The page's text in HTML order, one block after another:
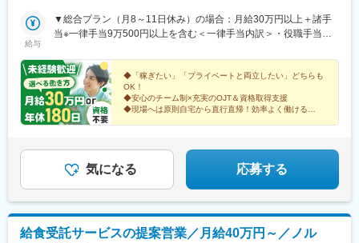
4丁目1-21 本町ドミール107【市ケ尾支店】横浜市青葉区市ヶ尾町
1168-1 カーサー・ウチノ205号室
給与
▼総合プラン（月8～11日休み）の場合：月給30万円以上＋諸手
当※一律手当9万500円以上を含む＜一律手当内訳＞・役職手当
～5000円）・通信手当（3000円）・住宅手当（2万円/規定有）・
健康増進手当（1万3000円）・技能手当（3000円～1万円）※試用
期間後より支給・処遇改善手当（4万5000円）※試用期間後より支
給＜試用期間時＞月給23万7500円以上※一律手当4万2500円以上
含む▼年休180日プラン（月14～15日休み）の場合：月給24万
内訳＞・役職手当（500円～7000円）・食事手当（5000円）・資
格手当（1000円～5000円）・通信手当（3000円）・住宅手当（2
万円/規定有）・技能手当（3000円～1万円）※試用期間後より支
給・処遇改善手当（4万5000円）※試用期間後より支給＜試用期間
時＞月給22万2988円以上※一律手当2万9500円以上含む
◆「稼ぎたい」「プライベートと両立したい」どちらも
OK！
◆安心のチーム制×充実のOJT＆資格取得支援
◆現場へは原則自宅から直行直帰！効率よく働ける
気になる 応募する
給食受託サービスの提案営業／月給40万円～／ノル